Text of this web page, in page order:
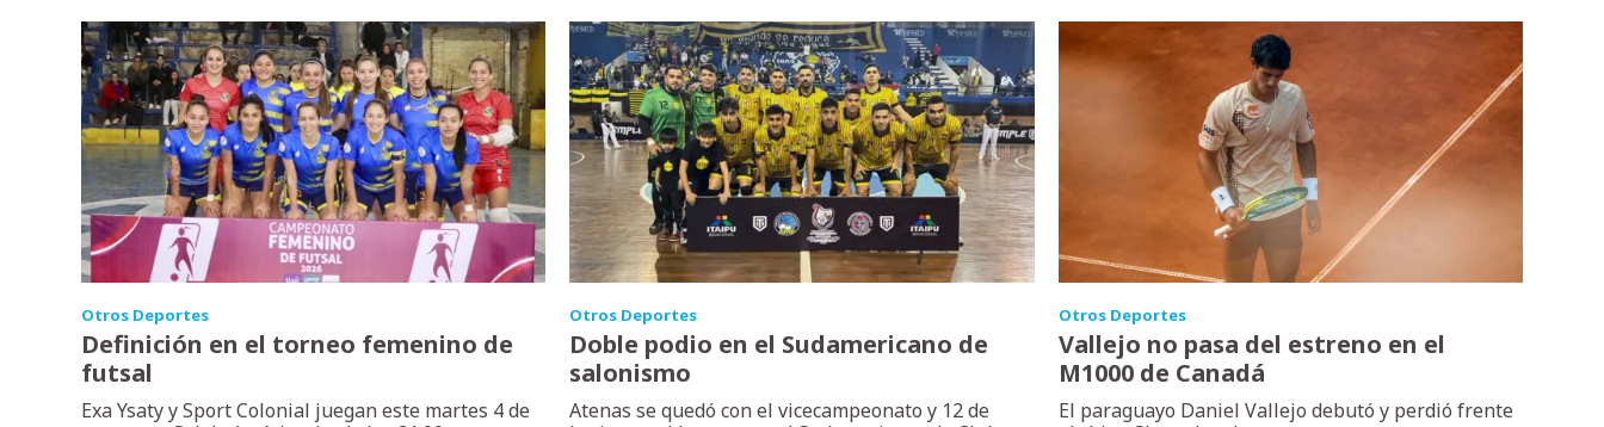
Otros Deportes
Definición en el torneo femenino de
futsal
Exa Ysaty y Sport Colonial juegan este martes 4 de
Otros Deportes
Doble podio en el Sudamericano de
salonismo
Atenas se quedó con el vicecampeonato y 12 de
Otros Deportes
Vallejo no pasa del estreno en el
M1000 de Canadá
El paraguayo Daniel Vallejo debutó y perdió frente